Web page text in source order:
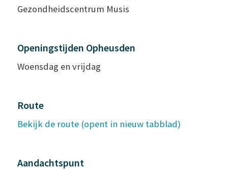
Gezondheidscentrum Musis
Openingstijden Opheusden
Woensdag en vrijdag
Route
Bekijk de route (opent in nieuw tabblad)
Aandachtspunt